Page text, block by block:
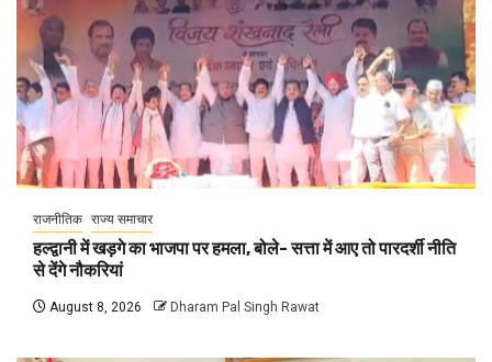
राजनीतिक राज्य समाचार
हल्द्वानी में खड़गे का भाजपा पर हमला, बोले- सत्ता में आए तो पारदर्शी नीति
से देंगे नौकरियां
August 8, 2026 Dharam Pal Singh Rawat